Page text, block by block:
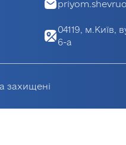
04119, м.Київ,
6-а
захищені